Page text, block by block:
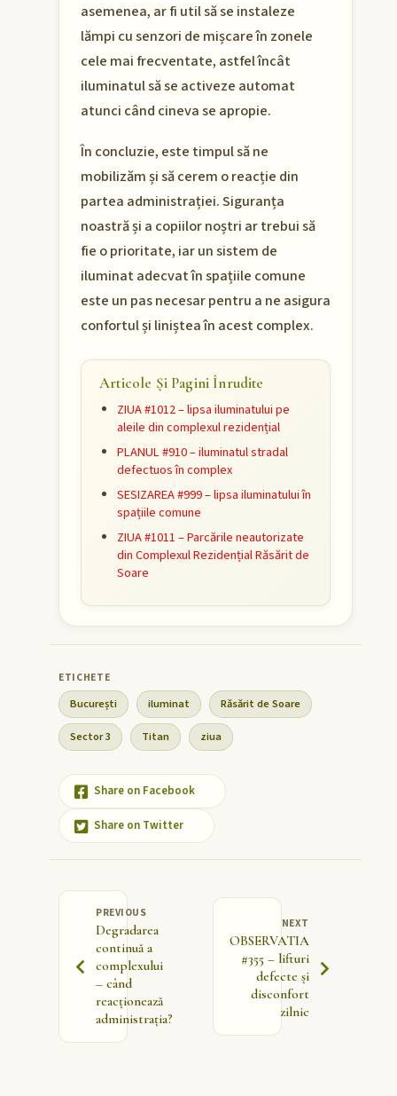
asemenea, ar fi util să se instaleze
lămpi cu senzori de mișcare în zonele
cele mai frecventate, astfel încât
iluminatul să se activeze automat
atunci când cineva se apropie.
În concluzie, este timpul să ne
mobilizăm și să cerem o reacție din
partea administrației. Siguranța
noastră și a copiilor noștri ar trebui să
fie o prioritate, iar un sistem de
iluminat adecvat în spațiile comune
este un pas necesar pentru a ne asigura
confortul și liniștea în acest complex.
Articole Și Pagini Înrudite
ZIUA #1012 – lipsa iluminatului pe
aleile din complexul rezidențial
PLANUL #910 – iluminatul stradal
defectuos în complex
SESIZAREA #999 – lipsa iluminatului în
spațiile comune
ZIUA #1011 – Parcările neautorizate
din Complexul Rezidențial Răsărit de
Soare
București iluminat Răsărit de Soare
Sector 3 Titan ziua
Share on Facebook
Share on Twitter
PREVIOUS
Degradarea
continuă a
complexului
– când
reacționează
administrația?
NEXT
OBSERVATIA
#355 – lifturi
defecte și
disconfort
zilnic